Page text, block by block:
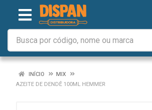
INÍCIO
MIX
AZEITE DE DENDÊ 100ML HEMMER